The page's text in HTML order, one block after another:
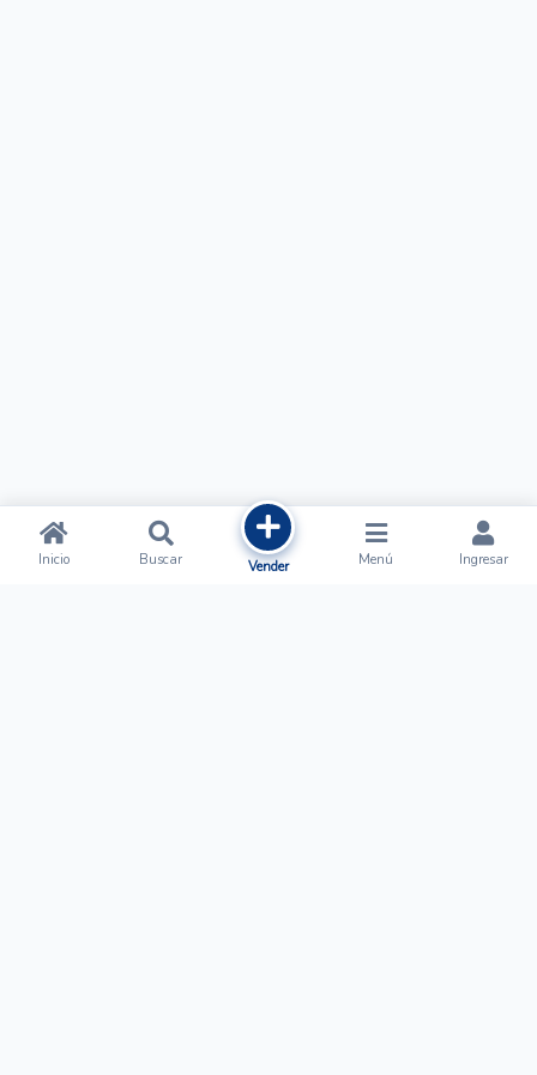
Inicio Buscar Vender Menú Ingresar